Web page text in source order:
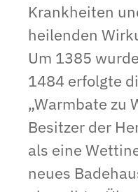
Krankheiten
heilenden
Um 1385
1484 erfolgte
„Warmbate zu
Besitzer der
als eine
neues